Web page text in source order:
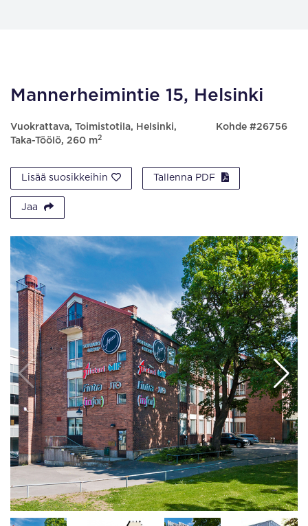
Mannerheimintie 15, Helsinki
Vuokrattava, Toimistotila, Helsinki,
Taka-Töölö, 260 m2
Kohde #26756
Lisää suosikkeihin Tallenna PDF
Jaa